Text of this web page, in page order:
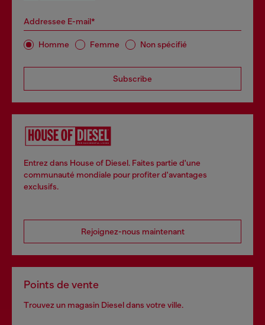
Addressee E-mail*
Homme Femme Non spécifié
Subscribe
Entrez dans House of Diesel. Faites partie d'une
communauté mondiale pour profiter d'avantages
exclusifs.
Rejoignez-nous maintenant
Points de vente
Trouvez un magasin Diesel dans votre ville.